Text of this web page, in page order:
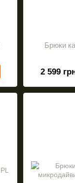
Брюки
2 599